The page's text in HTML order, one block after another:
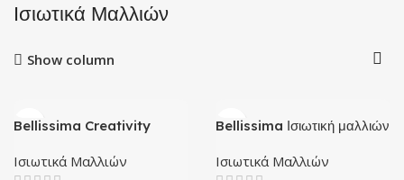
Ισιωτικά Μαλλιών
Show column
Bellissima Creativity
Ισιωτικά Μαλλιών
Bellissima Ισιωτική μαλλιών
Ισιωτικά Μαλλιών